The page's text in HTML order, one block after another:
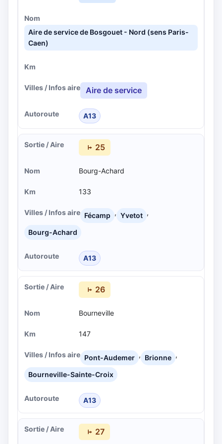
Aire de service de Bosgouet - Nord (sens Paris-
Caen)
Aire de service
A13
25
Bourg-Achard
133
Fécamp , Yvetot ,
Bourg-Achard
A13
26
Bourneville
147
Pont-Audemer , Brionne ,
Bourneville-Sainte-Croix
A13
27